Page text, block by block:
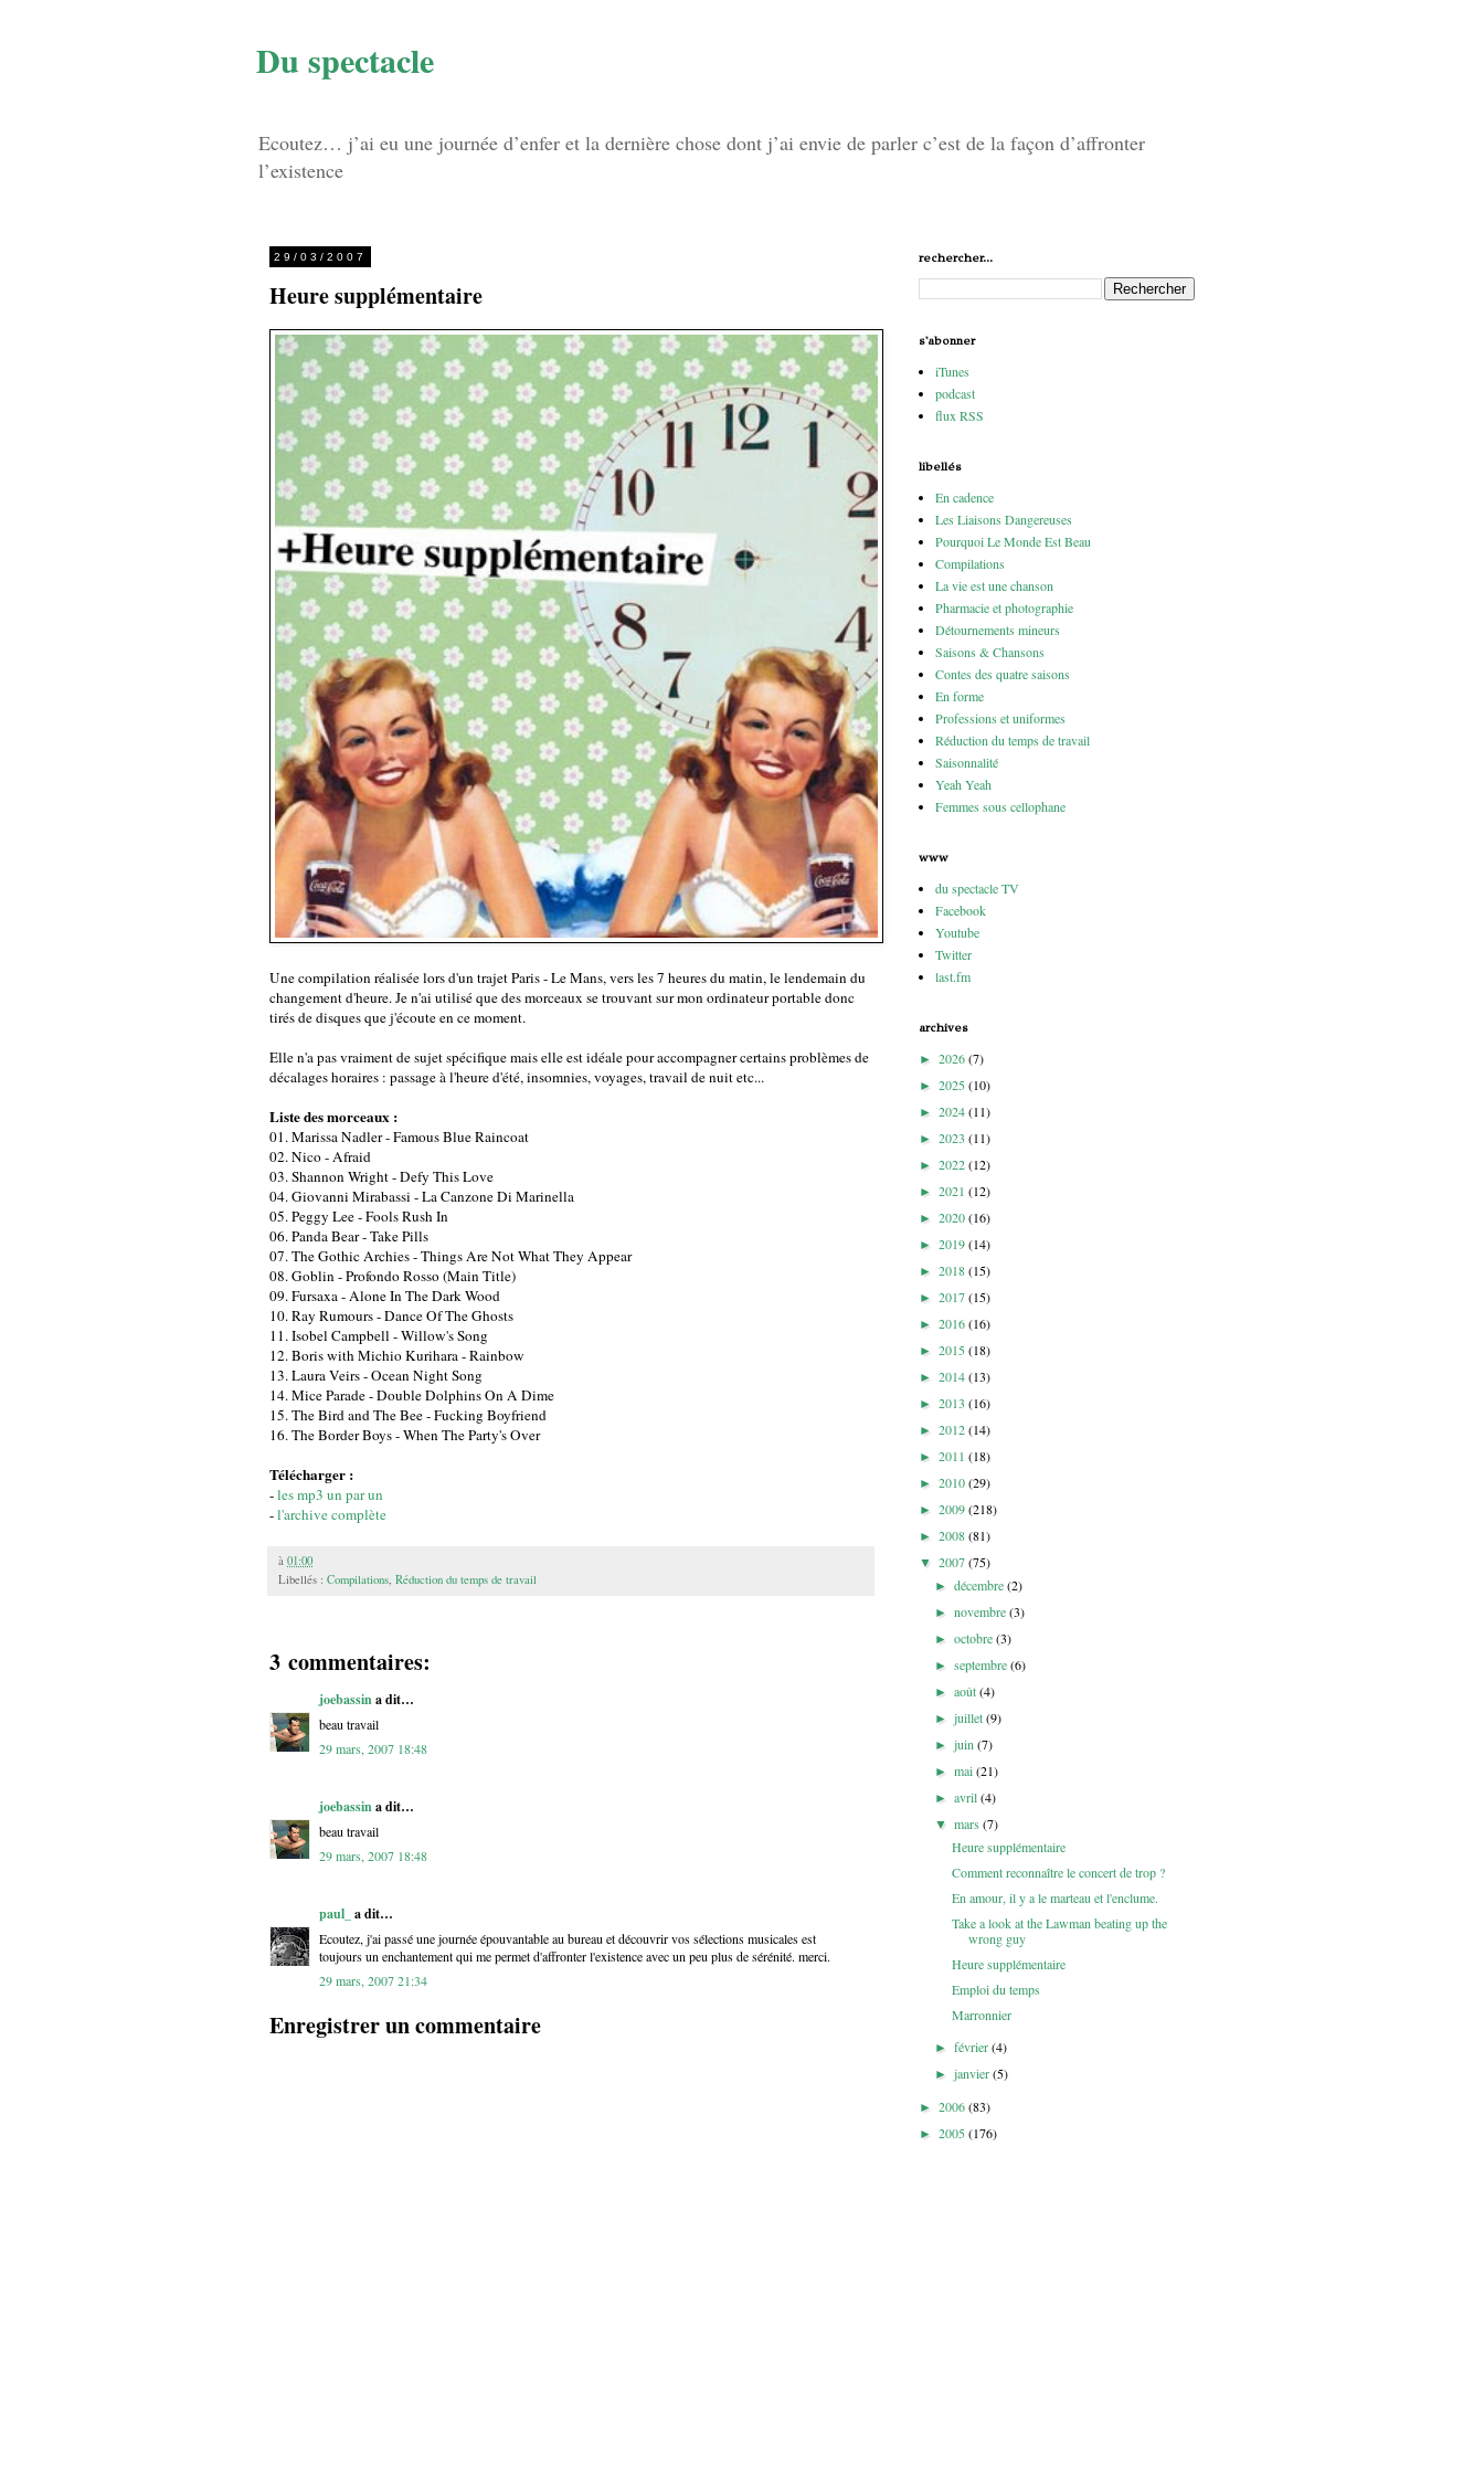
Du spectacle
Ecoutez… j’ai eu une journée d’enfer et la dernière chose dont j’ai envie de parler c’est de la façon d’affronter
l’existence
29/03/2007
Heure supplémentaire
Une compilation réalisée lors d'un trajet Paris - Le Mans, vers les 7 heures du matin, le lendemain du
changement d'heure. Je n'ai utilisé que des morceaux se trouvant sur mon ordinateur portable donc
tirés de disques que j'écoute en ce moment.
Elle n'a pas vraiment de sujet spécifique mais elle est idéale pour accompagner certains problèmes de
décalages horaires : passage à l'heure d'été, insomnies, voyages, travail de nuit etc...
Liste des morceaux :
01. Marissa Nadler - Famous Blue Raincoat
02. Nico - Afraid
03. Shannon Wright - Defy This Love
04. Giovanni Mirabassi - La Canzone Di Marinella
05. Peggy Lee - Fools Rush In
06. Panda Bear - Take Pills
07. The Gothic Archies - Things Are Not What They Appear
08. Goblin - Profondo Rosso (Main Title)
09. Fursaxa - Alone In The Dark Wood
10. Ray Rumours - Dance Of The Ghosts
11. Isobel Campbell - Willow's Song
12. Boris with Michio Kurihara - Rainbow
13. Laura Veirs - Ocean Night Song
14. Mice Parade - Double Dolphins On A Dime
15. The Bird and The Bee - Fucking Boyfriend
16. The Border Boys - When The Party's Over
Télécharger :
-les mp3 un par un
-l'archive complète
à 01:00
Libellés : Compilations, Réduction du temps de travail
3 commentaires:
joebassina dit…
beau travail
29 mars, 2007 18:48
joebassina dit…
beau travail
29 mars, 2007 18:48
paul_ a dit…
Ecoutez, j'ai passé une journée épouvantable au bureau et découvrir vos sélections musicales est
toujours un enchantement qui me permet d'affronter l'existence avec un peu plus de sérénité. merci.
29 mars, 2007 21:34
Enregistrer un commentaire
rechercher...
s'abonner
iTunes
podcast
flux RSS
libellés
En cadence
Les Liaisons Dangereuses
Pourquoi Le Monde Est Beau
Compilations
La vie est une chanson
Pharmacie et photographie
Détournements mineurs
Saisons & Chansons
Contes des quatre saisons
En forme
Professions et uniformes
Réduction du temps de travail
Saisonnalité
Yeah Yeah
Femmes sous cellophane
www
du spectacle TV
Facebook
Youtube
Twitter
last.fm
archives
► 2026(7)
► 2025(10)
► 2024(11)
► 2023 (11)
► 2022(12)
► 2021 (12)
► 2020(16)
► 2019(14)
► 2018(15)
► 2017(15)
► 2016(16)
► 2015(18)
► 2014(13)
► 2013 (16)
► 2012(14)
► 2011 (18)
► 2010(29)
► 2009(218)
► 2008(81)
▼ 2007(75)
►décembre(2)
►novembre(3)
►octobre(3)
►septembre(6)
►août(4)
►juillet(9)
►juin(7)
►mai(21)
►avril(4)
▼mars(7)
Heure supplémentaire
Comment reconnaître le concert de trop ?
En amour, il y a le marteau et l'enclume.
Take a look at the Lawman beating up the
wrong guy
Heure supplémentaire
Emploi du temps
Marronnier
►février(4)
►janvier(5)
► 2006(83)
► 2005(176)